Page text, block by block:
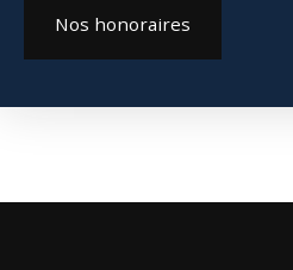
Nos honoraires